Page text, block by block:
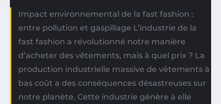
Impact environnemental de la fast fashion :
entre pollution et gaspillage L’industrie de la
fast fashion a révolutionné notre manière
d’acheter des vêtements, mais à quel prix ? La
production industrielle massive de vêtements à
bas coût a des conséquences désastreuses sur
notre planète. Cette industrie génère à elle